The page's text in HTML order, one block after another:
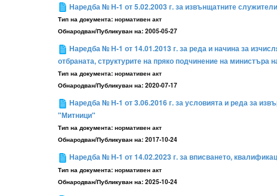
Наредба № Н-1 от 5.02.2003 г. за извънщатните
Тип на документа: нормативен акт
Обнародван/Публикуван на: 2005-05-27
Наредба № Н-1 от 14.01.2013 г. за реда и начина за
отбраната, структурите на пряко подчинение на министъра
Тип на документа: нормативен акт
Обнародван/Публикуван на: 2020-07-17
Наредба № Н-1 от 3.06.2016 г. за условията и реда за
"Митници"
Тип на документа: нормативен акт
Обнародван/Публикуван на: 2017-10-24
Наредба № Н-1 от 14.02.2023 г. за вписването,
Тип на документа: нормативен акт
Обнародван/Публикуван на: 2025-10-24